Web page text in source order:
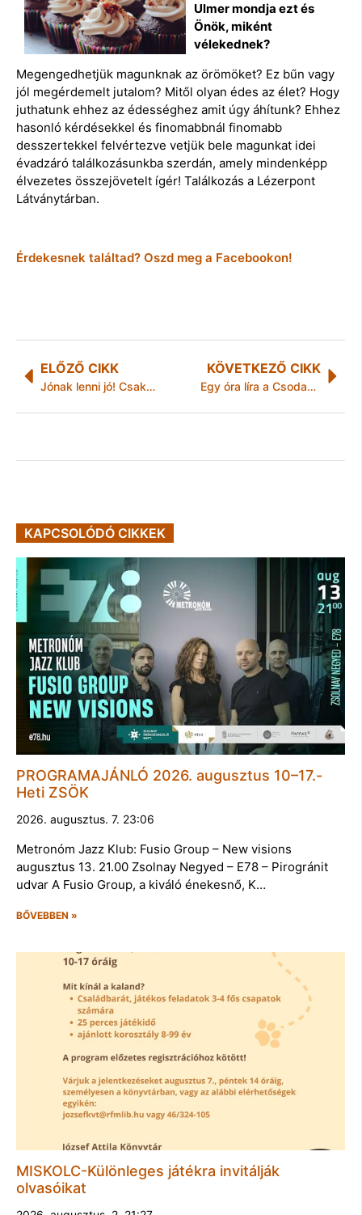
Ulmer mondja ezt és
Önök, miként
vélekednek?
Megengedhetjük magunknak az örömöket? Ez bűn vagy
jól megérdemelt jutalom? Mitől olyan édes az élet? Hogy
juthatunk ehhez az édességhez amit úgy áhítunk? Ehhez
hasonló kérdésekkel és finomabbnál finomabb
desszertekkel felvértezve vetjük bele magunkat idei
évadzáró találkozásunkba szerdán, amely mindenképp
élvezetes összejövetelt ígér! Találkozás a Lézerpont
Látványtárban.
Érdekesnek találtad? Oszd meg a Facebookon!
ELŐZŐ CIKK
Jónak lenni jó! Csaknem 225 millió forint gyűlt össze a Nemzetközi Gyermekmentő Szolgálat javára
KÖVETKEZŐ CIKK
Egy óra líra a Csodamalomban
KAPCSOLÓDÓ CIKKEK
PROGRAMAJÁNLÓ 2026. augusztus 10–17.-
Heti ZSÖK
2026. augusztus. 7. 23:06
Metronóm Jazz Klub: Fusio Group – New visions
augusztus 13. 21.00 Zsolnay Negyed – E78 – Pirogránit
udvar A Fusio Group, a kiváló énekesnő, K…
BŐVEBBEN »
MISKOLC-Különleges játékra invitálják
olvasóikat